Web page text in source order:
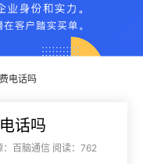
电话吗
话吗
百脑通信 阅读：762